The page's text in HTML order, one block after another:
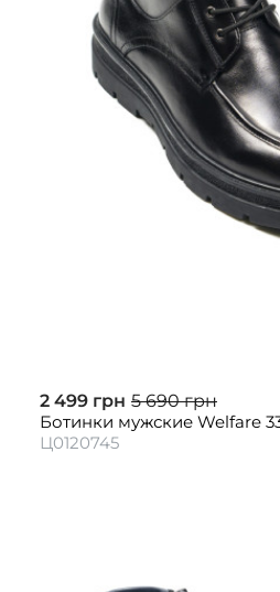
2 499 грн 5 690 грн
Ботинки мужские Welfare
Ц0120745